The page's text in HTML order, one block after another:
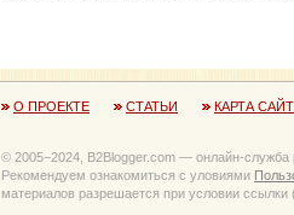
О ПРОЕКТЕ СТАТЬИ КАРТА
© 2005−2024, B2Blogger.com — онлайн-служба
Рекомендуем ознакомиться с уловиями
материалов разрешается при условии